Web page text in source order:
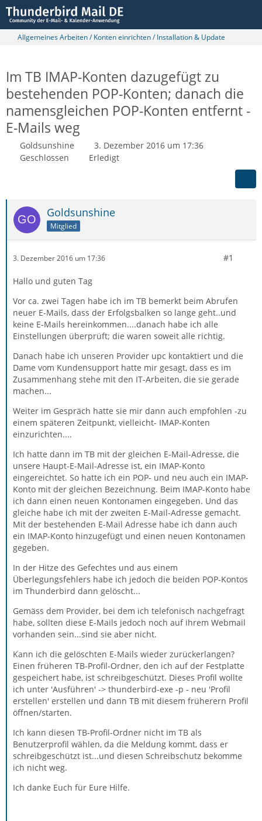
Allgemeines Arbeiten / Konten einrichten / Installation & Update
Im TB IMAP-Konten dazugefügt zu
bestehenden POP-Konten; danach die
namensgleichen POP-Konten entfernt -
E-Mails weg
Goldsunshine
3. Dezember 2016 um 17:36
Geschlossen
Erledigt
Goldsunshine
Mitglied
3. Dezember 2016 um 17:36 #1
Hallo und guten Tag
Vor ca. zwei Tagen habe ich im TB bemerkt beim Abrufen
neuer E-Mails, dass der Erfolgsbalken so lange geht..und
keine E-Mails hereinkommen....danach habe ich alle
Einstellungen überprüft; die waren soweit alle richtig.
Danach habe ich unseren Provider upc kontaktiert und die
Dame vom Kundensupport hatte mir gesagt, dass es im
Zusammenhang stehe mit den IT-Arbeiten, die sie gerade
machen...
Weiter im Gespräch hatte sie mir dann auch empfohlen -zu
einem späteren Zeitpunkt, vielleicht- IMAP-Konten
einzurichten....
Ich hatte dann im TB mit der gleichen E-Mail-Adresse, die
unsere Haupt-E-Mail-Adresse ist, ein IMAP-Konto
eingereichtet. So hatte ich ein POP- und neu auch ein IMAP-
Konto mit der gleichen Bezeichnung. Beim IMAP-Konto habe
ich dann einen neuen Kontonamen eingegeben. Und das
gleiche habe ich mit der zweiten E-Mail-Adresse gemacht.
Mit der bestehenden E-Mail Adresse habe ich dann auch
ein IMAP-Konto hinzugefügt und einen neuen Kontonamen
gegeben.
In der Hitze des Gefechtes und aus einem
Überlegungsfehlers habe ich jedoch die beiden POP-Kontos
im Thunderbird dann gelöscht...
Gemäss dem Provider, bei dem ich telefonisch nachgefragt
habe, sollten diese E-Mails jedoch noch auf ihrem Webmail
vorhanden sein...sind sie aber nicht.
Kann ich die gelöschten E-Mails wieder zurückerlangen?
Einen früheren TB-Profil-Ordner, den ich auf der Festplatte
gespeichert habe, ist schreibgeschützt. Dieses Profil wollte
ich unter 'Ausführen' -> thunderbird-exe -p - neu 'Profil
erstellen' erstellen und dann TB mit diesem früherern Profil
öffnen/starten.
Ich kann diesen TB-Profil-Ordner nicht im TB als
Benutzerprofil wählen, da die Meldung kommt, dass er
schreibgeschützt ist...und diesen Schreibschutz bekomme
ich nicht weg.
Ich danke Euch für Eure Hilfe.